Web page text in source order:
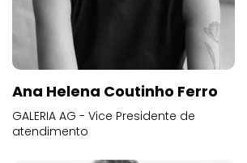
Ana Helena Coutinho Ferro
GALERIA AG - Vice Presidente de
atendimento